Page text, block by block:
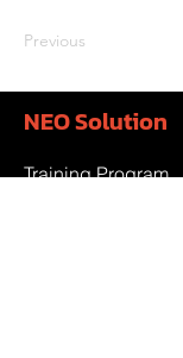
Previous
NEO Solution
Training Program